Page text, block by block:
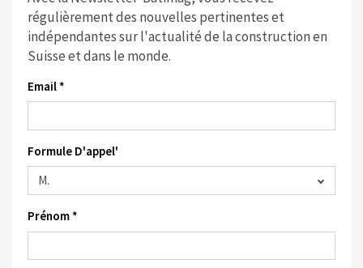
régulièrement des nouvelles pertinentes et
indépendantes sur l'actualité de la construction en
Suisse et dans le monde.
Email *
Formule D'appel'
Prénom *